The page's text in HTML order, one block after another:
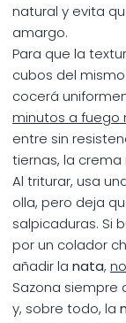
natural y evita
amargo.
Para que la
cubos del
cocerá
minutos a fuego
entre sin
tiernas, la
Al triturar, usa
olla, pero deja
salpicaduras. Si
por un colador
añadir la nata,
Sazona siempre
y, sobre todo, la